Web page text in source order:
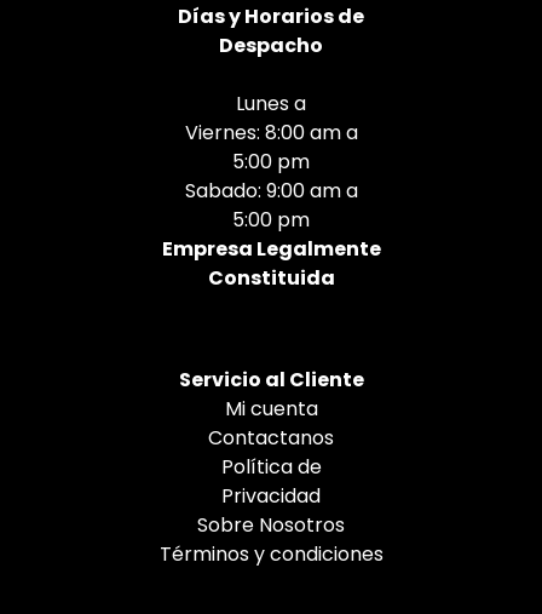
Díasy Horarios de
Despacho
Lunes a
Viernes: 8:00 am a
5:00 pm
Sabado: 9:00 am a
5:00 pm
Empresa Legalmente
Constituida
Servicio al Cliente
Mi cuenta
Contactanos
Política de
Privacidad
Sobre Nosotros
Términos y condiciones